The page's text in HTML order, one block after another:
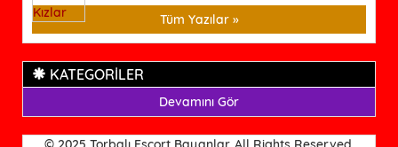
Tüm Yazılar »
KATEGORİLER
Devamını Gör